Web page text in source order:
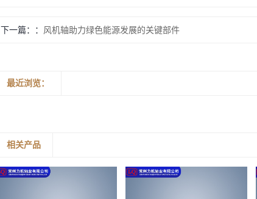
下一篇： 风机轴助力绿色能源发展的关键部件
最近浏览：
相关产品